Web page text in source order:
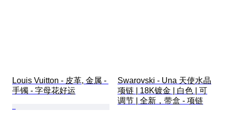
Louis Vuitton - 皮革, 金属 -
手镯 - 字母花好运
Swarovski - Una 天使水晶
项链 | 18K镀金 | 白色 | 可
调节 | 全新，带盒 - 项链